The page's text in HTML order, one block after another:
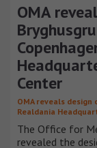
OMA
Center
OMA reveals
Realdania
The Office for
revealed the